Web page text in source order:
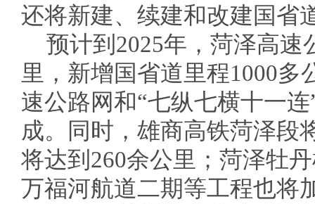
还将新建、续建和改建国省
预计到2025年，菏泽高速
里，新增国省道里程1000多
速公路网和“七纵七横十一
成。同时，雄商高铁菏泽段
将达到260余公里；菏泽牡
万福河航道二期等工程也将